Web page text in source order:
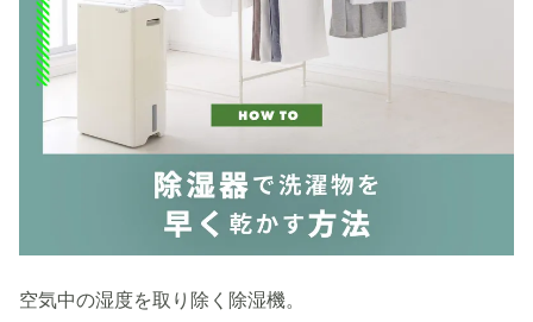
空気中の湿度を取り除く除湿機。